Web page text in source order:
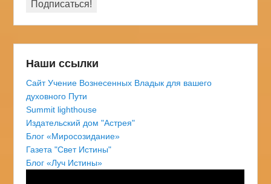
Наши ссылки
Сайт Учение Вознесенных Владык для вашего
духовного Пути
Summit lighthouse
Издательский дом "Астрея"
Блог «Миросозидание»
Газета "Свет Истины"
Блог «Луч Истины»